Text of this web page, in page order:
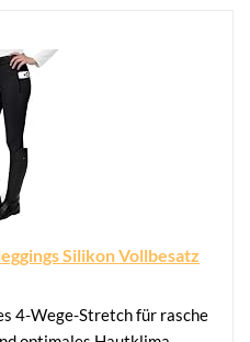
Silikon Vollbesatz
4-Wege-Stretch für rasche